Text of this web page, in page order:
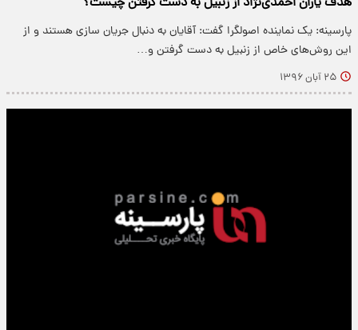
پارسینه: یک نماینده اصولگرا گفت: آقایان به دنبال جریان سازی هستند و از
این روش‌های خاص از زنبیل به دست گرفتن و…
۲۵ آبان ۱۳۹۶